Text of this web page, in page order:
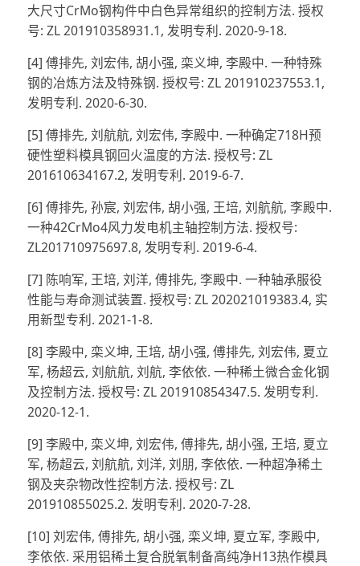
大尺寸CrMo钢构件中白色异常组织的控制方法. 授权
号: ZL 201910358931.1, 发明专利. 2020-9-18.
[4] 傅排先, 刘宏伟, 胡小强, 栾义坤, 李殿中. 一种特殊
钢的冶炼方法及特殊钢. 授权号: ZL 201910237553.1,
发明专利. 2020-6-30.
[5] 傅排先, 刘航航, 刘宏伟, 李殿中. 一种确定718H预
硬性塑料模具钢回火温度的方法. 授权号: ZL
201610634167.2, 发明专利. 2019-6-7.
[6] 傅排先, 孙宸, 刘宏伟, 胡小强, 王培, 刘航航, 李殿中.
一种42CrMo4风力发电机主轴控制方法. 授权号:
ZL201710975697.8, 发明专利. 2019-6-4.
[7] 陈响军, 王培, 刘洋, 傅排先, 李殿中. 一种轴承服役
性能与寿命测试装置. 授权号: ZL 202021019383.4, 实
用新型专利. 2021-1-8.
[8] 李殿中, 栾义坤, 王培, 胡小强, 傅排先, 刘宏伟, 夏立
军, 杨超云, 刘航航, 刘航, 李依依. 一种稀土微合金化钢
及控制方法. 授权号: ZL 201910854347.5. 发明专利.
2020-12-1.
[9] 李殿中, 栾义坤, 刘宏伟, 傅排先, 胡小强, 王培, 夏立
军, 杨超云, 刘航航, 刘洋, 刘朋, 李依依. 一种超净稀土
钢及夹杂物改性控制方法. 授权号: ZL
201910855025.2. 发明专利. 2020-7-28.
[10] 刘宏伟, 傅排先, 胡小强, 栾义坤, 夏立军, 李殿中,
李依依. 采用铝稀土复合脱氧制备高纯净H13热作模具